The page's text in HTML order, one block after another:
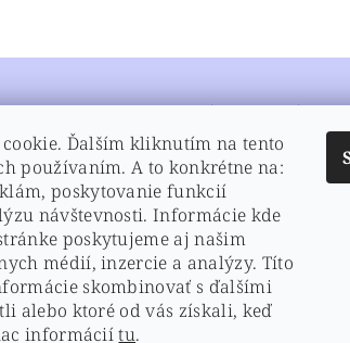
údajov
s
O Poppers
Reklamačný poriadok
Odstúpenie od zmluvy
Cookies a iné online
webových stránkach PDshop
| doprava a platby Kontakt
Ďalším kliknutím na tento
používaním. A to konkrétne na:
poskytovanie funkcií
návštevnosti. Informácie kde
poskytujeme aj našim
médií, inzercie a analýzy. Títo
skombinovať s ďalšími
alebo ktoré od vás získali, keď
informáciítu.